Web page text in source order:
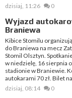
dzisiaj, 11:26
0
Wyjazd
Braniewa
Kibice Stomilu
do Braniewa na mecz
Stomil Olsztyn.
w niedzielę, 16 sierpnia
stadionie w Braniewie.
autokarami 70 zł. Bilet na
dzisiaj, 08:14
0